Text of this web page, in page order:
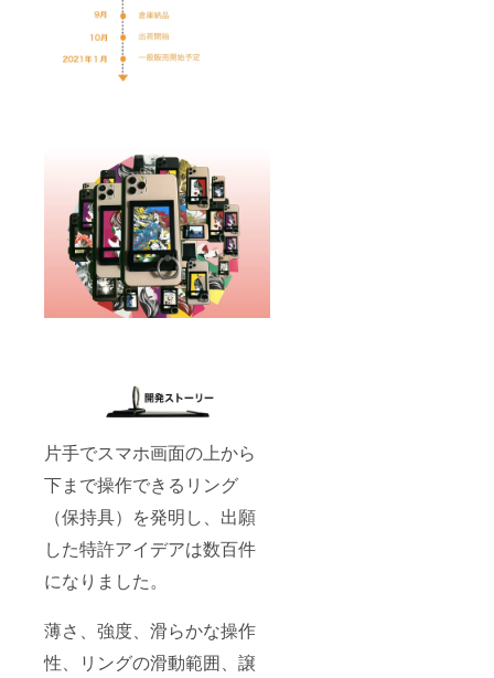
片手でスマホ画面の上から
下まで操作できるリング
（保持具）を発明し、出願
した特許アイデアは数百件
になりました。
薄さ、強度、滑らかな操作
性、リングの滑動範囲、譲